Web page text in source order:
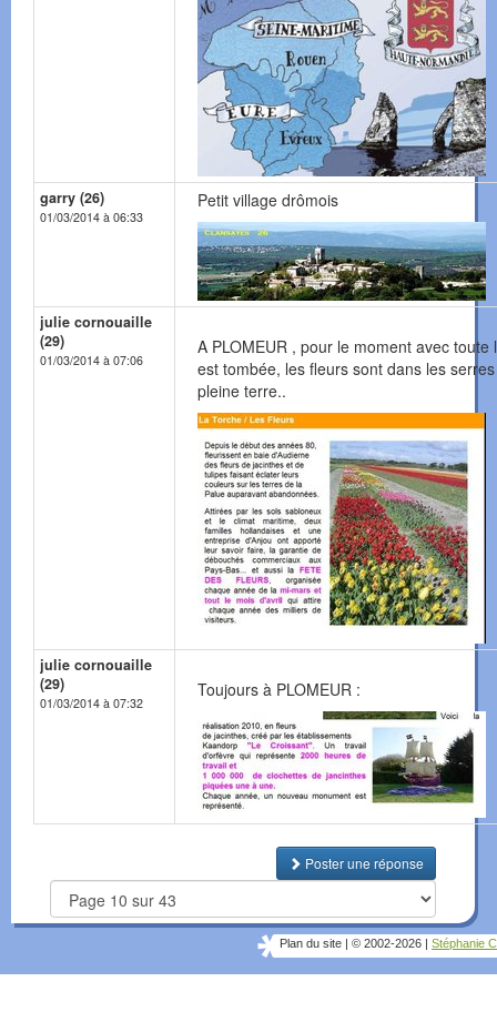
garry (26)
01/03/2014 à 06:33
Petit village drômois
julie cornouaille
(29)
01/03/2014 à 07:06
A PLOMEUR , pour le moment avec toute
est tombée, les fleurs sont dans les
pleine terre..
julie cornouaille
(29)
01/03/2014 à 07:32
Toujours à PLOMEUR :
Poster une réponse
Plan du site © 2002-2026 Stéphanie C